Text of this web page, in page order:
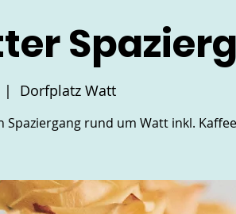
|
Dorfplatz Watt
Spaziergang rund um Watt inkl.